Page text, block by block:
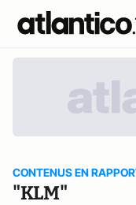
CONTENUS EN
"KLM"